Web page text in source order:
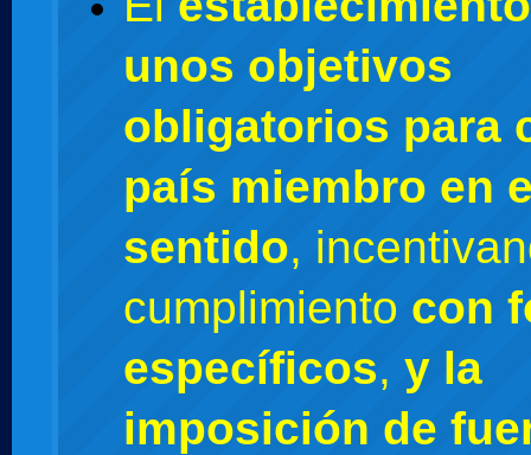
unos objetivos
obligatorios para
país miembro en
sentido,
cumplimiento con
específicos, y la
imposición de